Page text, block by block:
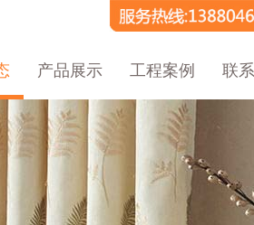
产品展示 工程案例 联